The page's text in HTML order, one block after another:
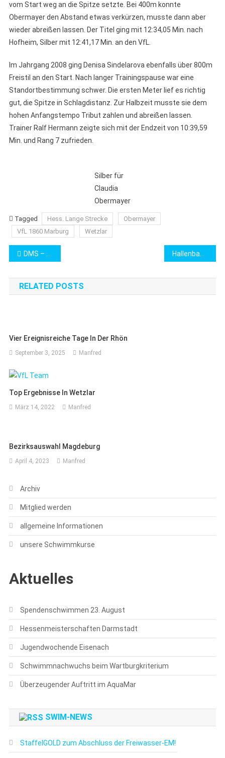
vom Start weg an die Spitze setzte. Bei 400m konnte
Obermayer den Abstand etwas verkürzen, musste dann aber
wieder abreißen lassen. Der Titel ging mit 12:34,05 Min. nach
Hofheim, Silber mit 12:41,17 Min. an den VfL.
Im Jahrgang 2008 ging Denisa Sindelarova ebenfalls über 800m
Freistil an den Start. Nach langer Trainingspause war eine
Standortbestimmung schwer. Die ersten Meter lief es richtig
gut, die Spitze in Schlagdistanz. Zur Halbzeit musste sie dem
hohen Anfangstempo Tribut zahlen und abreißen lassen.
Trainer Ralf Hermann zeigte sich mit der Endzeit von 10:39,59
Min. und Rang 7 zufrieden.
Silber für
Claudia
Obermayer
Tagged Hess. Lange Strecke
Obermayer
VfL 1860 Marburg
Wetzlar
Beitragsnavigation
DMS – Teams
RELATED POSTS
Vier Ereignisreiche Tage In Der Rhön
September 3, 2025 Manfred
Top Ergebnisse In Wetzlar
März 14, 2022 Manfred
Bezirksauswahl Magdeburg
April 4, 2023 Manfred
Archiv
Mitglied werden
allgemeine Informationen
unsere Schwimmkurse
Aktuelles
Spendenschwimmen 23. August
Hessenmeisterschaften Darmstadt
Jugendwochende Eisenach
Schwimmnachwuchs beim Wartburgkriterium
Überzeugender Auftritt im AquaMar
SWIM-NEWS
StaffelGOLD zum Abschluss der Freiwasser-EM!